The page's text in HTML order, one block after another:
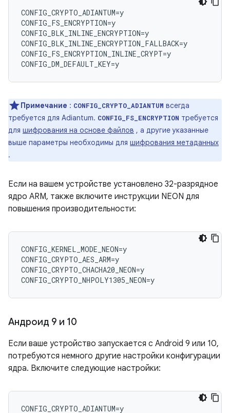
CONFIG_CRYPTO_ADIANTUM=y
CONFIG_FS_ENCRYPTION=y
CONFIG_BLK_INLINE_ENCRYPTION=y
CONFIG_BLK_INLINE_ENCRYPTION_FALLBACK=y
CONFIG_FS_ENCRYPTION_INLINE_CRYPT=y
Примечание : CONFIG_CRYPTO_ADIANTUM всегда
требуется для Adiantum. CONFIG_FS_ENCRYPTION требуется
для шифрования на основе файлов , а другие указанные
выше параметры необходимы для шифрования метаданных
.
Если на вашем устройстве установлено 32-разрядное
ядро ​​ARM, также включите инструкции NEON для
повышения производительности:
CONFIG_KERNEL_MODE_NEON=y
CONFIG_CRYPTO_AES_ARM=y
CONFIG_CRYPTO_CHACHA20_NEON=y
Андроид 9 и 10
Если ваше устройство запускается с Android 9 или 10,
потребуются немного другие настройки конфигурации
ядра. Включите следующие настройки:
CONFIG_CRYPTO_ADIANTUM=y